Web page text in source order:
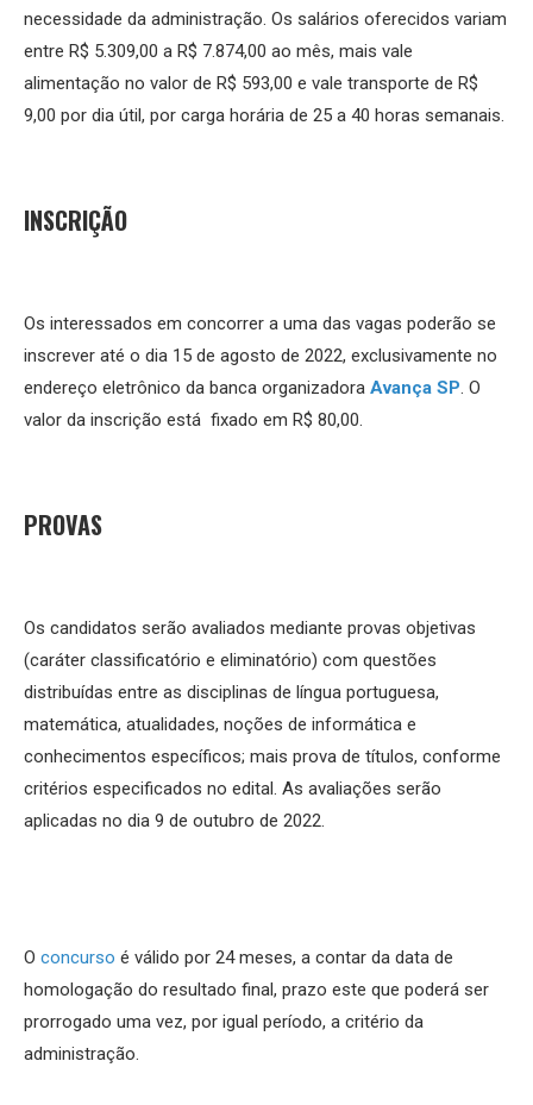
necessidade da administração. Os salários oferecidos variam
entre R$ 5.309,00 a R$ 7.874,00 ao mês, mais vale
alimentação no valor de R$ 593,00 e vale transporte de R$
9,00 por dia útil, por carga horária de 25 a 40 horas semanais.
INSCRIÇÃO
Os interessados em concorrer a uma das vagas poderão se
inscrever até o dia 15 de agosto de 2022, exclusivamente no
endereço eletrônico da banca organizadora Avança SP. O
valor da inscrição está fixado em R$ 80,00.
PROVAS
Os candidatos serão avaliados mediante provas objetivas
(caráter classificatório e eliminatório) com questões
distribuídas entre as disciplinas de língua portuguesa,
matemática, atualidades, noções de informática e
conhecimentos específicos; mais prova de títulos, conforme
critérios especificados no edital. As avaliações serão
aplicadas no dia 9 de outubro de 2022.
O concurso é válido por 24 meses, a contar da data de
homologação do resultado final, prazo este que poderá ser
prorrogado uma vez, por igual período, a critério da
administração.